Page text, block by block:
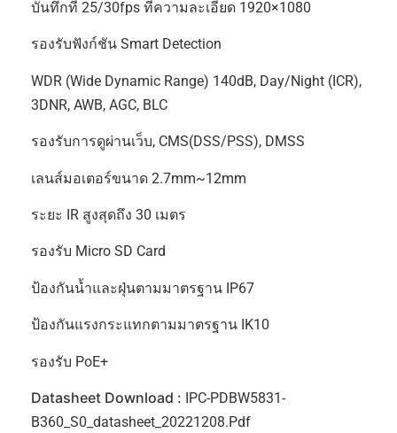
บันทึกที่ 25/30fps ที่ความละเอียด 1920×1080
รองรับฟังก์ชัน Smart Detection
WDR (Wide Dynamic Range) 140dB, Day/Night (ICR),
3DNR, AWB, AGC, BLC
รองรับการดูผ่านเว็บ, CMS(DSS/PSS), DMSS
เลนส์มอเตอร์ขนาด 2.7mm~12mm
ระยะ IR สูงสุดถึง 30 เมตร
รองรับ Micro SD Card
ป้องกันน้ำและฝุ่นตามมาตรฐาน IP67
ป้องกันแรงกระแทกตามมาตรฐาน IK10
รองรับ PoE+
Datasheet Download : IPC-PDBW5831-
B360_S0_datasheet_20221208.pdf